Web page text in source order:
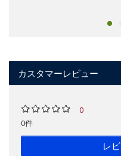
カスタマーレビュー
0
0件
レ